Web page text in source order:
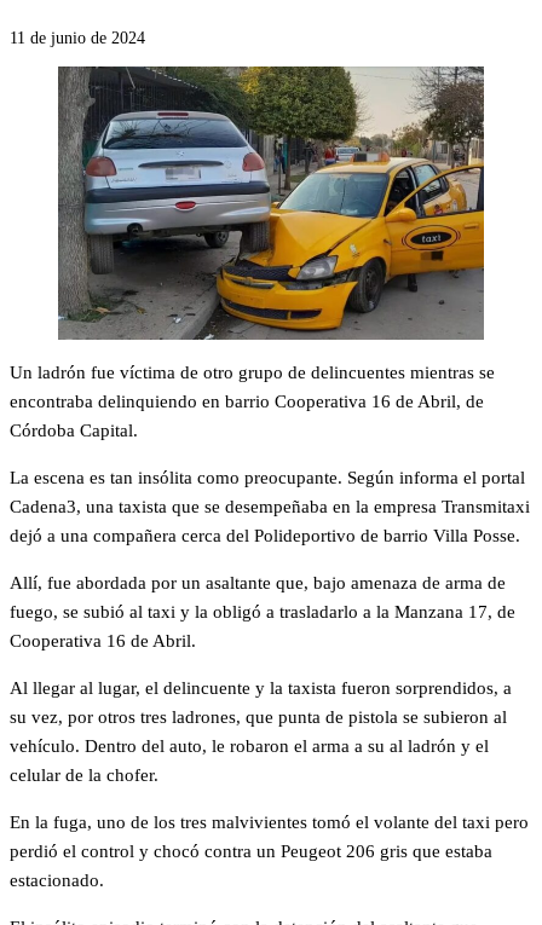
11 de junio de 2024
Un ladrón fue víctima de otro grupo de delincuentes mientras se
encontraba delinquiendo en barrio Cooperativa 16 de Abril, de
Córdoba Capital.
La escena es tan insólita como preocupante. Según informa el portal
Cadena3, una taxista que se desempeñaba en la empresa Transmitaxi
dejó a una compañera cerca del Polideportivo de barrio Villa Posse.
Allí, fue abordada por un asaltante que, bajo amenaza de arma de
fuego, se subió al taxi y la obligó a trasladarlo a la Manzana 17, de
Cooperativa 16 de Abril.
Al llegar al lugar, el delincuente y la taxista fueron sorprendidos, a
su vez, por otros tres ladrones, que punta de pistola se subieron al
vehículo. Dentro del auto, le robaron el arma a su al ladrón y el
celular de la chofer.
En la fuga, uno de los tres malvivientes tomó el volante del taxi pero
perdió el control y chocó contra un Peugeot 206 gris que estaba
estacionado.